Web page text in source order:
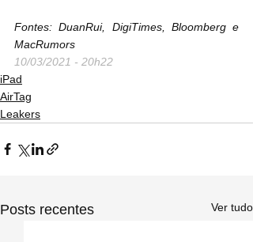
Fontes: DuanRui, DigiTimes, Bloomberg e
MacRumors
10/03/2021 - 20h22
iPad
AirTag
Leakers
Posts recentes Ver tudo